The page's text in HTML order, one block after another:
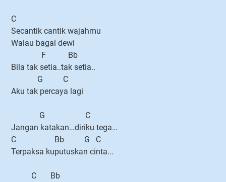
C
Secantik cantik wajahmu
Walau bagai dewi
F Bb
Bila tak setia..tak setia..
G C
Aku tak percaya lagi
G C
Jangan katakan…diriku tega…
C Bb G C
Terpaksa kuputuskan cinta...
C Bb